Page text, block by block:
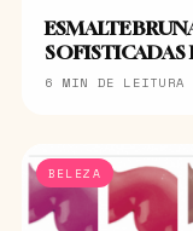
ESMALTE
SOFISTICADAS
6 MIN DE LEITURA
BELEZA